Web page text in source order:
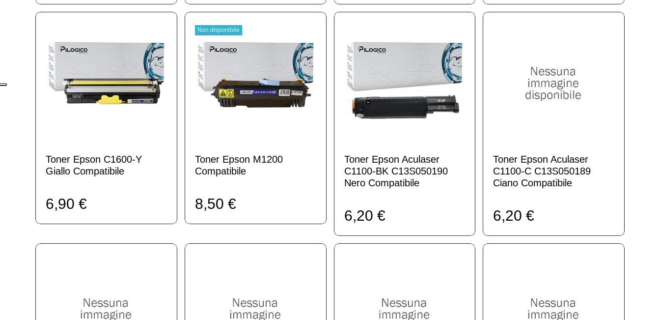
Toner Epson C1600-Y
Giallo Compatibile
6,90 €
Non disponibile
Toner Epson M1200
Compatibile
8,50 €
Toner Epson Aculaser
C1100-BK C13S050190
Nero Compatibile
6,20 €
Toner Epson Aculaser
C1100-C C13S050189
Ciano Compatibile
6,20 €